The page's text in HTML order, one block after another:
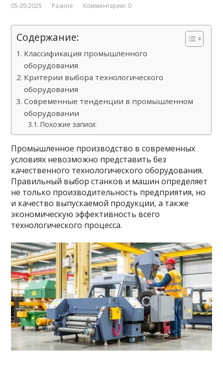
05.09.2025 Разное Комментарии: 0
Содержание:
Классификация промышленного
оборудования
Критерии выбора технологического
оборудования
Современные тенденции в промышленном
оборудовании
Похожие записи:
Промышленное производство в современных
условиях невозможно представить без
качественного технологического оборудования.
Правильный выбор станков и машин определяет
не только производительность предприятия, но
и качество выпускаемой продукции, а также
экономическую эффективность всего
технологического процесса.